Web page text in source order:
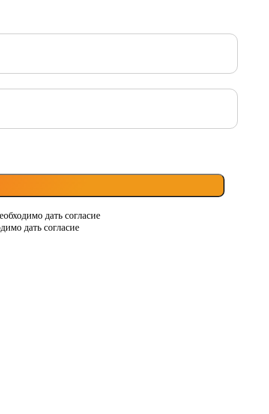
дать согласие
дать согласие